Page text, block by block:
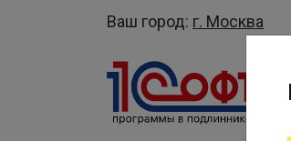
Ваш город: г. Москва